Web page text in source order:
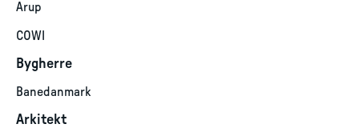
Arup
COWI
Bygherre
Banedanmark
Arkitekt